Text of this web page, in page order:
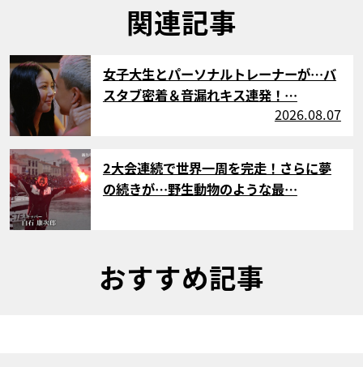
関連記事
サムネイル
女子大生とパーソナルトレーナーが…バ
スタブ密着＆音漏れキス連発！…
2026.08.07
サムネイル
2大会連続で世界一周を完走！さらに夢
の続きが…野生動物のような最…
おすすめ記事